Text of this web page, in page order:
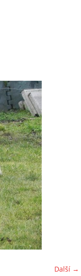
Další →